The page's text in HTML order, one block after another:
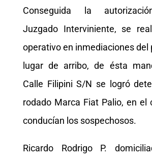
Conseguida la
Juzgado Interviniente, se
operativo en inmediaciones del
lugar de arribo, de ésta
Calle Filipini S/N se logró
rodado Marca Fiat Palio, en el
conducían los sospechosos.
Ricardo Rodrigo P.